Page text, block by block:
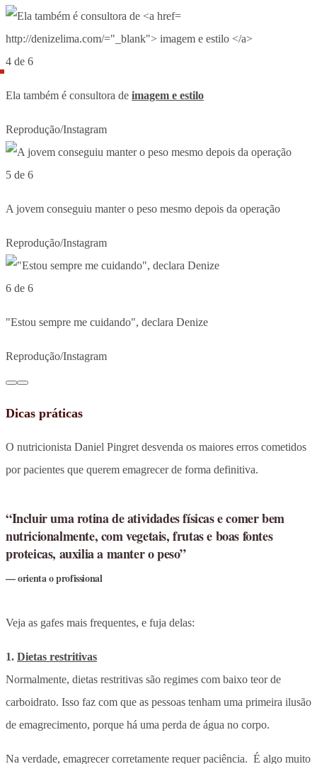
4 de 6
Ela também é consultora de imagem e estilo
Reprodução/Instagram
5 de 6
A jovem conseguiu manter o peso mesmo depois da operação
Reprodução/Instagram
6 de 6
"Estou sempre me cuidando", declara Denize
Reprodução/Instagram
Dicas práticas
O nutricionista Daniel Pingret desvenda os maiores erros cometidos
por pacientes que querem emagrecer de forma definitiva.
“Incluir uma rotina de atividades físicas e comer bem
nutricionalmente, com vegetais, frutas e boas fontes
proteicas, auxilia a manter o peso”
orienta o profissional
Veja as gafes mais frequentes, e fuja delas:
1. Dietas restritivas
Normalmente, dietas restritivas são regimes com baixo teor de
carboidrato. Isso faz com que as pessoas tenham uma primeira ilusão
de emagrecimento, porque há uma perda de água no corpo.
Na verdade, emagrecer corretamente requer paciência. É algo muito